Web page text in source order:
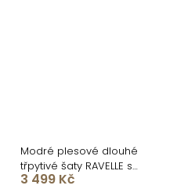
Modré plesové dlouhé
třpytivé šaty RAVELLE s
rozparkem
3 499 Kč